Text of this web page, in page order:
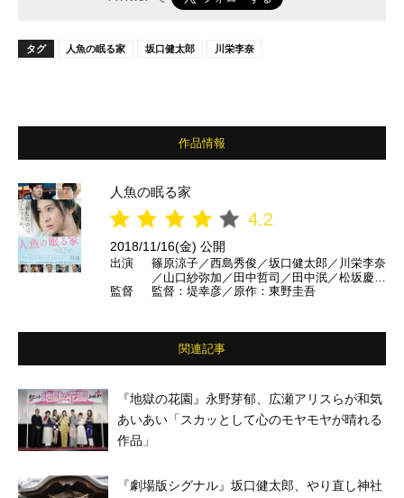
タグ 人魚の眠る家 坂口健太郎 川栄李奈
作品情報
人魚の眠る家
4.2
2018/11/16(金) 公開
出演
篠原涼子／西島秀俊／坂口健太郎／川栄李奈
／山口紗弥加／田中哲司／田中泯／松坂慶
子 ほか
監督 監督：堤幸彦／原作：東野圭吾
関連記事
『地獄の花園』永野芽郁、広瀬アリスらが和気
あいあい「スカッとして心のモヤモヤが晴れる
作品」
『劇場版シグナル』坂口健太郎、やり直し神社